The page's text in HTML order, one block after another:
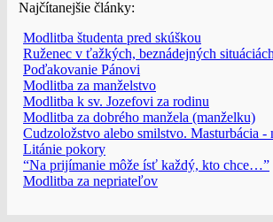
Najčítanejšie články:
Modlitba študenta pred skúškou
Ruženec v ťažkých, beznádejných situáciách
Poďakovanie Pánovi
Modlitba za manželstvo
Modlitba k sv. Jozefovi za rodinu
Modlitba za dobrého manžela (manželku)
Cudzoložstvo alebo smilstvo. Masturbácia -
Litánie pokory
“Na prijímanie môže ísť každý, kto chce…”
Modlitba za nepriateľov